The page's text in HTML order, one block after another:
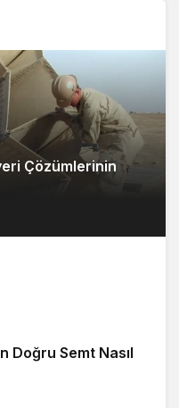
Çözümlerinin
Doğru Semt Nasıl